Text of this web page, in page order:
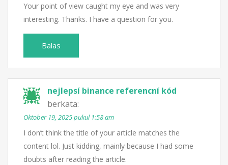
Your point of view caught my eye and was very
interesting. Thanks. I have a question for you.
Balas
nejlepsí binance referencní kód
berkata:
Oktober 19, 2025 pukul 1:58 am
I don’t think the title of your article matches the
content lol. Just kidding, mainly because I had some
doubts after reading the article.